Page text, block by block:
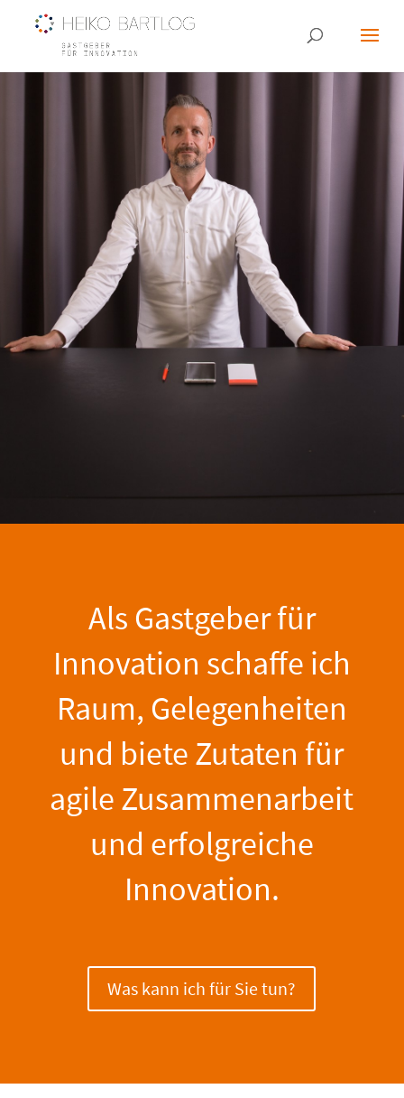
Als Gastgeber für
Innovation schaffe ich
Raum, Gelegenheiten
und biete Zutaten für
agile Zusammenarbeit
und erfolgreiche
Innovation.
Was kann ich für Sie tun?